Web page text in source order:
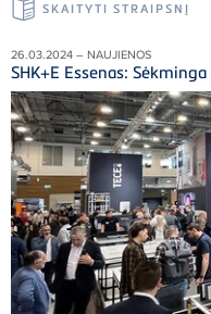
SKAITYTI STRAIPSNĮ
26.03.2024 – NAUJIENOS
SHK+E Essenas: